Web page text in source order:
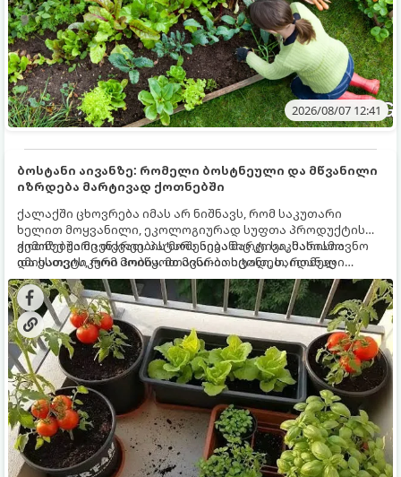
2026/08/07 12:41
ბოსტანი აივანზე: რომელი ბოსტნეული და მწვანილი
იზრდება მარტივად ქოთნებში
ქალაქში ცხოვრება იმას არ ნიშნავს, რომ საკუთარი
ხელით მოყვანილი, ეკოლოგიურად სუფთა პროდუქტის
გემოზე უარი თქვათ. პატარა აივანიც კი საკმარისია
იმისათვის, რომ მოიწყოთ მინი-ბოსტანი, საიდანაც
ყოველდღიურად ახალ, არომატულ მწვანილსა და
ბოსტნეულს მოკრეფთ.
ქოთნებში მცენარეების მოშენება მარტივი, სასიამოვნო
და ესთეტიკური ჰობია. მთავარია იცოდეთ, რომელი
კულტურები ეგუებიან ქოთნის პირობებს ყველაზე კარგად
და როგორ მოუაროთ მათ სწორად.